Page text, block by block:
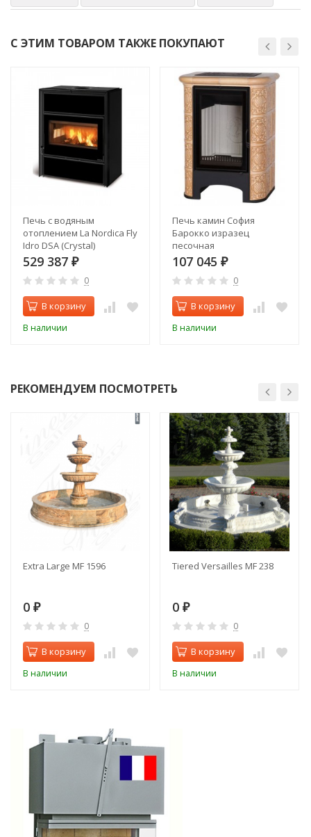
С ЭТИМ ТОВАРОМ ТАКЖЕ ПОКУПАЮТ
Печь с водяным
отоплением La Nordica Fly
Idro DSA (Crystal)
529 387 ₽
0
В корзину
В наличии
Печь камин София
Барокко изразец
песочная
107 045 ₽
0
В корзину
В наличии
РЕКОМЕНДУЕМ ПОСМОТРЕТЬ
Extra Large MF 1596
0 ₽
0
В корзину
В наличии
Tiered Versailles MF 238
0 ₽
0
В корзину
В наличии